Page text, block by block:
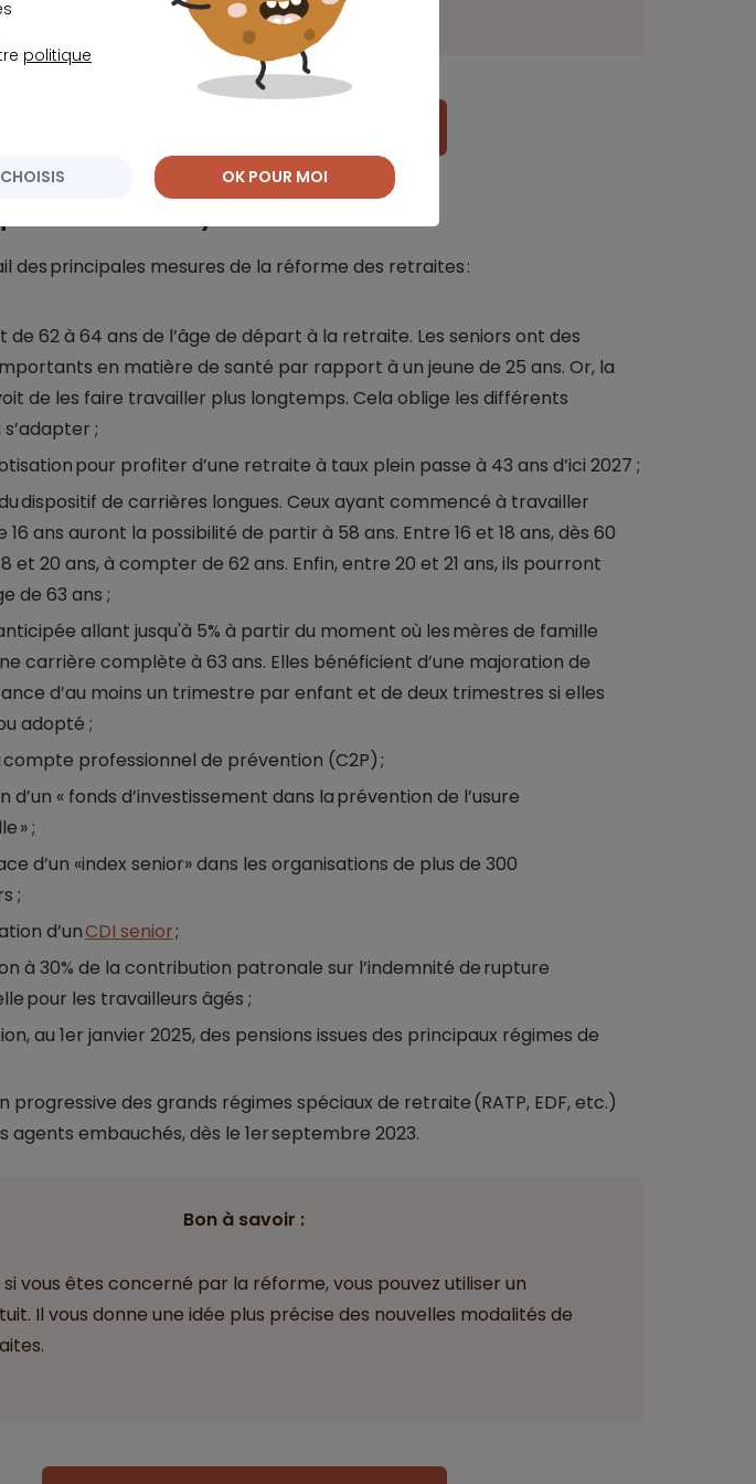
bouleverse le système des retraites
des principales mesures de la réforme des retraites :
de 62 à 64 ans de l’âge de départ à la retraite. Les seniors ont des
en matière de santé par rapport à un jeune de 25 ans. Or, la
de les faire travailler plus longtemps. Cela oblige les différents
;
pour profiter d’une retraite à taux plein passe à 43 ans d’ici 2027 ;
dispositif de carrières longues. Ceux ayant commencé à travailler
16 ans auront la possibilité de partir à 58 ans. Entre 16 et 18 ans, dès 60
et 20 ans, à compter de 62 ans. Enfin, entre 20 et 21 ans, ils pourront
de 63 ans ;
allant jusqu'à 5% à partir du moment où les mères de famille
carrière complète à 63 ans. Elles bénéficient d’une majoration de
d’au moins un trimestre par enfant et de deux trimestres si elles
adopté ;
compte professionnel de prévention (C2P) ;
d’un « fonds d’investissement dans la prévention de l’usure
» ;
d’un «index senior» dans les organisations de plus de 300
;
d’unCDI senior;
à 30% de la contribution patronale sur l’indemnité de rupture
pour les travailleurs âgés ;
au 1er janvier 2025, des pensions issues des principaux régimes de
progressive des grands régimes spéciaux de retraite (RATP, EDF, etc.)
agents embauchés, dès le 1er septembre 2023.
Bon à savoir :
vous êtes concerné par la réforme, vous pouvez utiliser un
Il vous donne une idée plus précise des nouvelles modalités de
politique
OK POUR MOI